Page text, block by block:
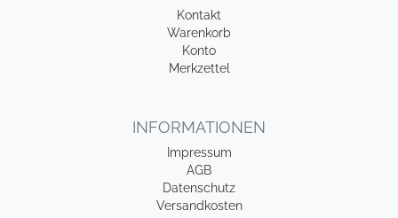
Kontakt
Warenkorb
Konto
Merkzettel
INFORMATIONEN
Impressum
AGB
Datenschutz
Versandkosten